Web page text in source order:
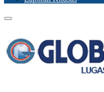
Primary